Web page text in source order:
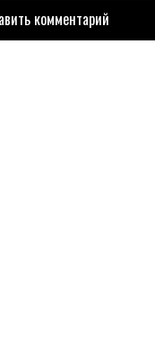
комментарий